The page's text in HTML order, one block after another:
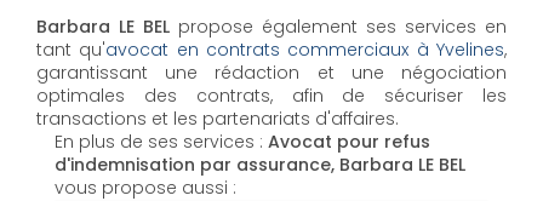
Barbara LE BEL propose également ses services en
tant qu'avocat en contrats commerciaux à Yvelines,
garantissant une rédaction et une négociation
optimales des contrats, afin de sécuriser les
transactions et les partenariats d'affaires.
En plus de ses services : Avocat pour refus
d'indemnisation par assurance, Barbara LE BEL
vous propose aussi :